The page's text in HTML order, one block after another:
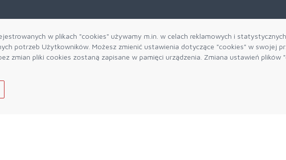
w plikach "cookies" używamy m.in. w celach reklamowych i
potrzeb Użytkowników. Możesz zmienić ustawienia dotyczące "cookies" w swojej
zmian pliki cookies zostaną zapisane w pamięci urządzenia. Zmiana ustawień plików